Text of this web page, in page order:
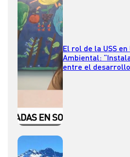
El rol de la USS
Ambiental:
entre el